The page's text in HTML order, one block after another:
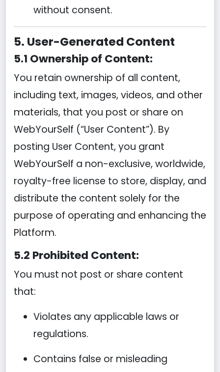
without consent.
5. User-Generated Content
5.1 Ownership of Content:
You retain ownership of all content,
including text, images, videos, and other
materials, that you post or share on
WebYourSelf (“User Content”). By
posting User Content, you grant
WebYourSelf a non-exclusive, worldwide,
royalty-free license to store, display, and
distribute the content solely for the
purpose of operating and enhancing the
Platform.
5.2 Prohibited Content:
You must not post or share content
that:
Violates any applicable laws or
regulations.
Contains false or misleading